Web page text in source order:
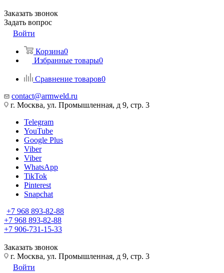
Заказать звонок
Задать вопрос
Войти
Корзина0
Избранные товары0
Сравнение товаров0
contact@armweld.ru
г. Москва, ул. Промышленная, д 9, стр. 3
Telegram
YouTube
Google Plus
Viber
Viber
WhatsApp
TikTok
Pinterest
Snapchat
+7 968 893-82-88
+7 968 893-82-88
+7 906-731-15-33
Заказать звонок
г. Москва, ул. Промышленная, д 9, стр. 3
Войти